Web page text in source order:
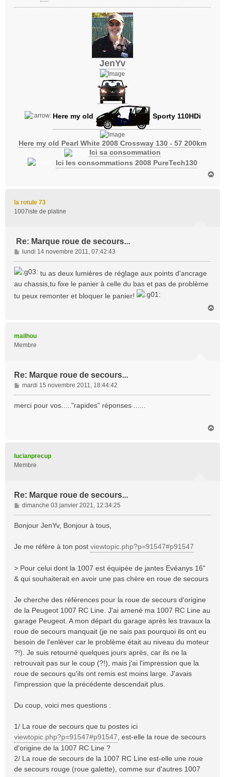
JenYv
Here my old Sporty 110HDi
Here my old Pearl White 2008 Crossway 130 - 57 200km
Ici sa consommation
Ici les consommations 2008 PureTech130
la rotule 73
1007iste de platine
Re: Marque roue de secours...
M
e
s
a
g
lundi 14 novembre 2011, 07:42:43
tu as deux lumières de réglage aux points d'ancrage
au chassis,tu fixe le panier à celle du bas et pas de problème
tu peux remonter et bloquer le panier!
mailhou
Membre
Re: Marque roue de secours...
M
e
s
mardi 15 novembre 2011, 18:44:42
merci pour vos....."rapides" réponses ......
lucianprecup
Membre
Re: Marque roue de secours...
M
e
s
g
dimanche 03 janvier 2021, 12:34:25
Bonjour JenYv, Bonjour à tous,
Je me réfère à ton post viewtopic.php?p=91547#p91547
> Pour celui dont la 1007 est équipée de jantes Evéanys 16"
& qui souhaiterait en avoir une pas chère en roue de secours
Je cherche des références pour la roue de secours d'origine
de la Peugeot 1007 RC Line. J'ai amené ma 1007 RC Line au
garage Peugeot. A mon départ du garage après les travaux la
roue de secours manquait (je ne sais pas pourquoi ils ont eu
besoin de l'enlèver car le problème était au niveau du moteur
?!). Je suis retourné quelques jours après, car ils ne la
retrouvait pas sur le coup (?!), mais j'ai l'impression que la
roue de secours qu'ils ont remis est moins large. J'avais
l'impression que la précédente descendait plus.
Du coup, voici mes questions :
1/ La roue de secours que tu postes ici
viewtopic.php?p=91547#p91547 , est-elle la roue de secours
d'origine de la 1007 RC Line ?
2/ La roue de secours de la 1007 RC Line est-elle une roue
de secours rouge (roue galette), comme sur d'autres 1007